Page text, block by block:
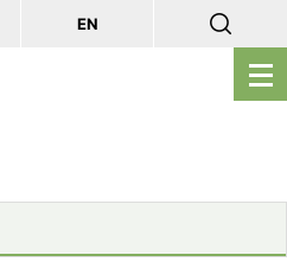
メ
ニ
く
EN